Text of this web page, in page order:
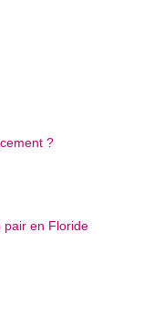
?
pair en Floride